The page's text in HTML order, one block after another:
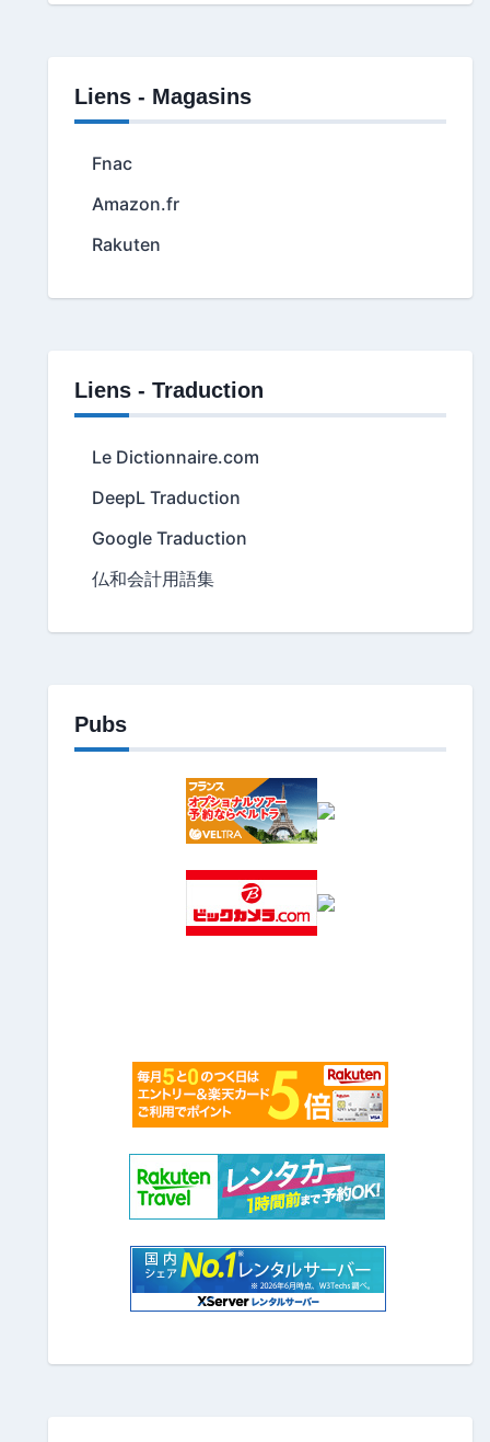
Liens - Magasins
Fnac
Amazon.fr
Rakuten
Liens - Traduction
Le Dictionnaire.com
DeepL Traduction
Google Traduction
仏和会計用語集
Pubs